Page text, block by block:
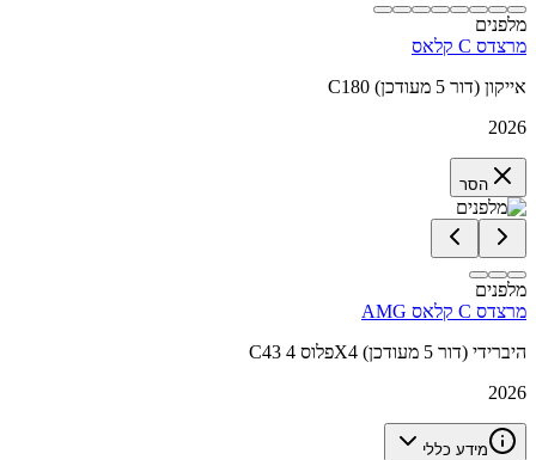
מלפנים
מרצדס C קלאס
C180 אייקון (דור 5 מעודכן)
2026
הסר
מלפנים
מרצדס C קלאס AMG
C43 פלוס 4X4 היברידי (דור 5 מעודכן)
2026
מידע כללי